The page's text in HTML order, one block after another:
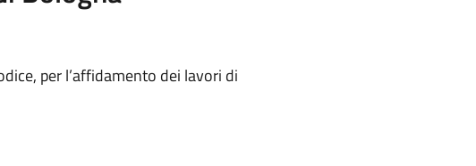
per l’affidamento dei lavori di